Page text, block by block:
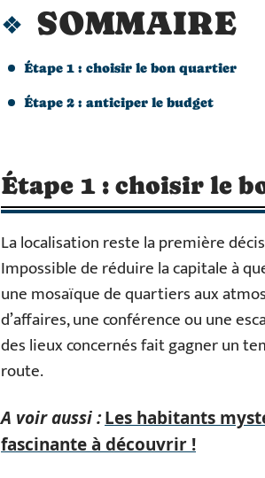
SOMMAIRE
Étape 1 : choisir le bon quartier
Étape 2 : anticiper le budget
Étape 1 : choisir le
La localisation reste la première
Impossible de réduire la capitale à
une mosaïque de quartiers aux
d’affaires, une conférence ou une
des lieux concernés fait gagner un
route.
A voir aussi :Les habitants
fascinante à découvrir !